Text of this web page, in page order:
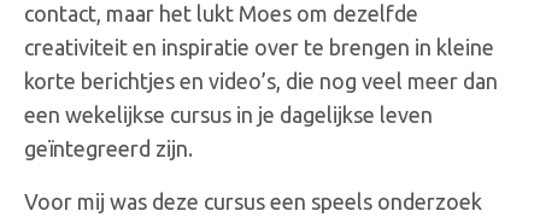
contact, maar het lukt Moes om dezelfde
creativiteit en inspiratie over te brengen in kleine
korte berichtjes en video’s, die nog veel meer dan
een wekelijkse cursus in je dagelijkse leven
geïntegreerd zijn.
Voor mij was deze cursus een speels onderzoek